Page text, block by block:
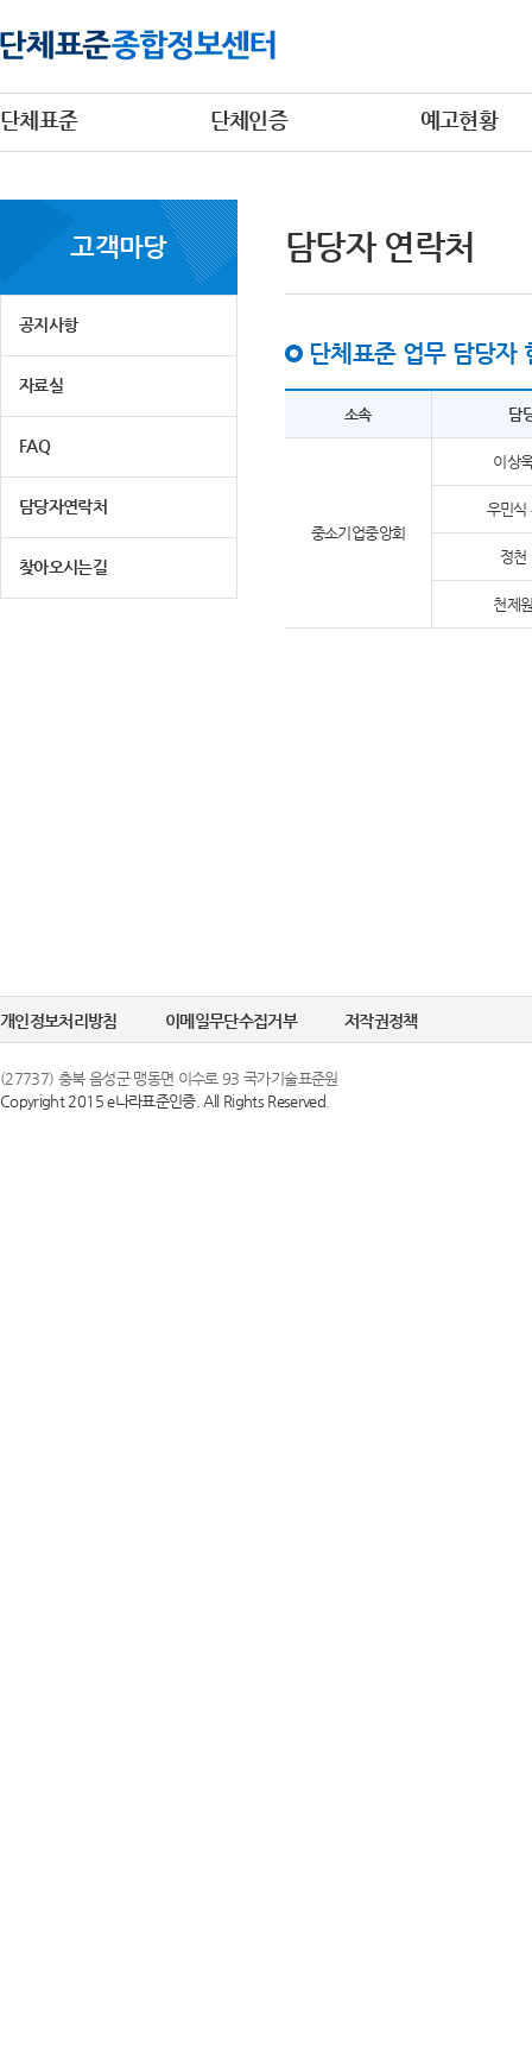
단체표준 단체인증 예고현황
고객마당
공지사항
자료실
FAQ
담당자연락처
찾아오시는길
담당자 연락처
단체표준 업무 담당자
소속 담
중소기업중앙회
이상
우민식
정천
천제
개인정보처리방침 이메일무단수집거부 저작권정책
(27737) 충북 음성군 맹동면 이수로 93 국가기술표준원
Copyright 2015 e나라표준인증. All Rights Reserved.